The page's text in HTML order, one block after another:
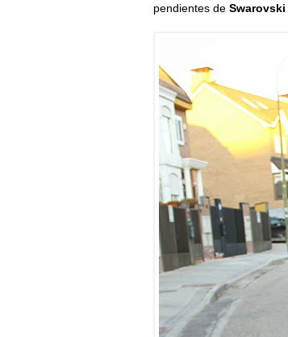
pendientes de Swarovski